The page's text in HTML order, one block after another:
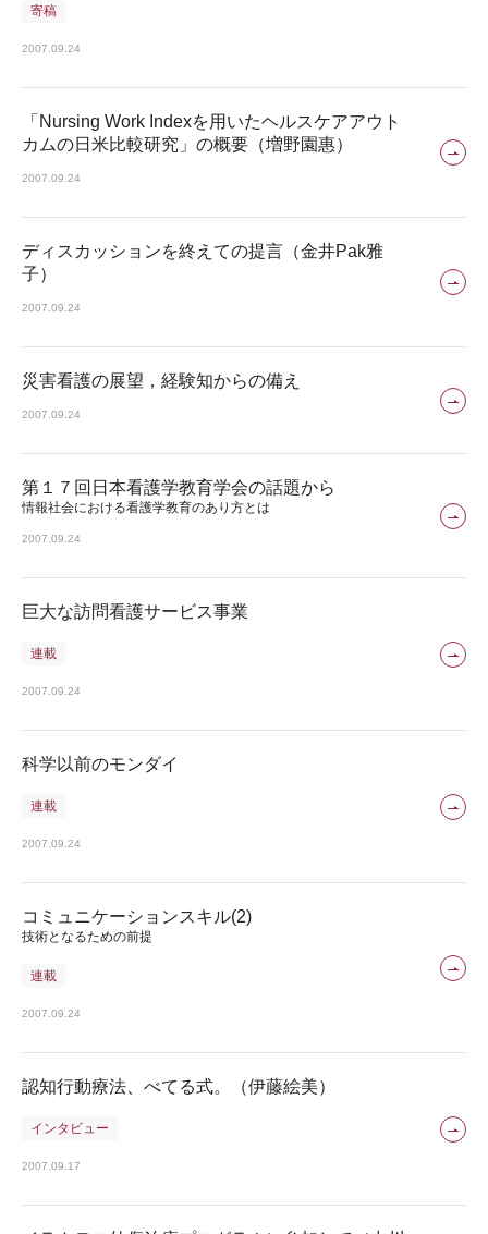
寄稿
2007.09.24
「Nursing Work Indexを用いたヘルスケアアウト
カムの日米比較研究」の概要（増野園惠）
2007.09.24
ディスカッションを終えての提言（金井Pak雅
子）
2007.09.24
災害看護の展望，経験知からの備え
2007.09.24
第１７回日本看護学教育学会の話題から
情報社会における看護学教育のあり方とは
2007.09.24
巨大な訪問看護サービス事業
連載
2007.09.24
科学以前のモンダイ
連載
2007.09.24
コミュニケーションスキル(2)
技術となるための前提
連載
2007.09.24
認知行動療法、べてる式。（伊藤絵美）
インタビュー
2007.09.17